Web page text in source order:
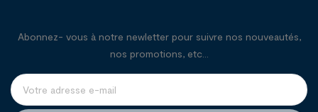
Abonnez- vous à notre newletter pour suivre nos nouveautés,
nos promotions, etc...